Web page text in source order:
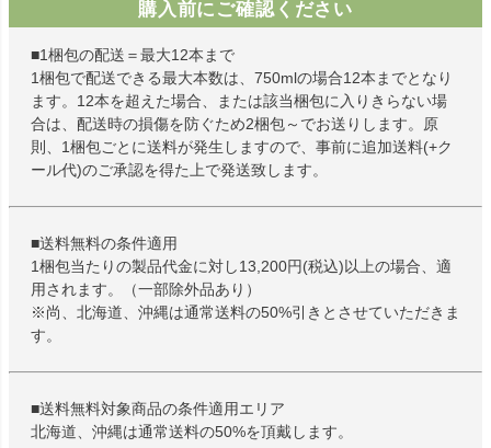
購入前にご確認ください
■1梱包の配送＝最大12本まで
1梱包で配送できる最大本数は、750mlの場合12本までとなり
ます。12本を超えた場合、または該当梱包に入りきらない場
合は、配送時の損傷を防ぐため2梱包～でお送りします。原
則、1梱包ごとに送料が発生しますので、事前に追加送料(+ク
ール代)のご承認を得た上で発送致します。
■送料無料の条件適用
1梱包当たりの製品代金に対し13,200円(税込)以上の場合、適
用されます。（一部除外品あり）
※尚、北海道、沖縄は通常送料の50%引きとさせていただきま
す。
■送料無料対象商品の条件適用エリア
北海道、沖縄は通常送料の50%を頂戴します。